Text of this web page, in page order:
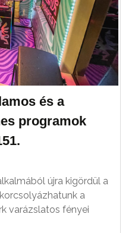
és a
programok
újra kigördül a
a
varázslatos fényei